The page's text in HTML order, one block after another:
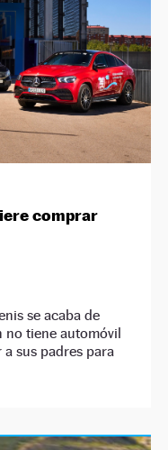
comprar
se acaba de
tiene automóvil
sus padres para